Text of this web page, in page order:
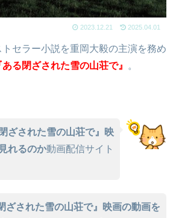
2023.12.21 2025.04.01
セラー小説を重岡大毅の主演を務め
る閉ざされた雪の山荘で』 。
閉ざされた雪の山荘で』映
れるのか動画配信サイト
ざされた雪の山荘で』映画の動画を